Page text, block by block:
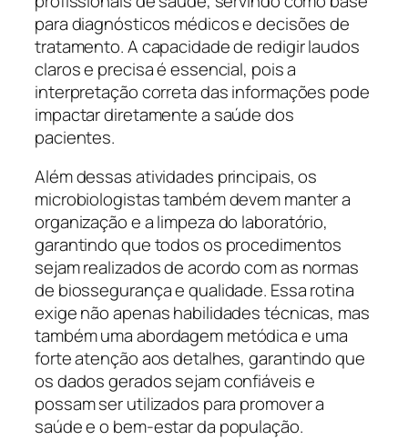
para diagnósticos médicos e decisões de
tratamento. A capacidade de redigir laudos
claros e precisa é essencial, pois a
interpretação correta das informações pode
impactar diretamente a saúde dos
pacientes.
Além dessas atividades principais, os
microbiologistas também devem manter a
organização e a limpeza do laboratório,
garantindo que todos os procedimentos
sejam realizados de acordo com as normas
de biossegurança e qualidade. Essa rotina
exige não apenas habilidades técnicas, mas
também uma abordagem metódica e uma
forte atenção aos detalhes, garantindo que
os dados gerados sejam confiáveis e
possam ser utilizados para promover a
saúde e o bem-estar da população.